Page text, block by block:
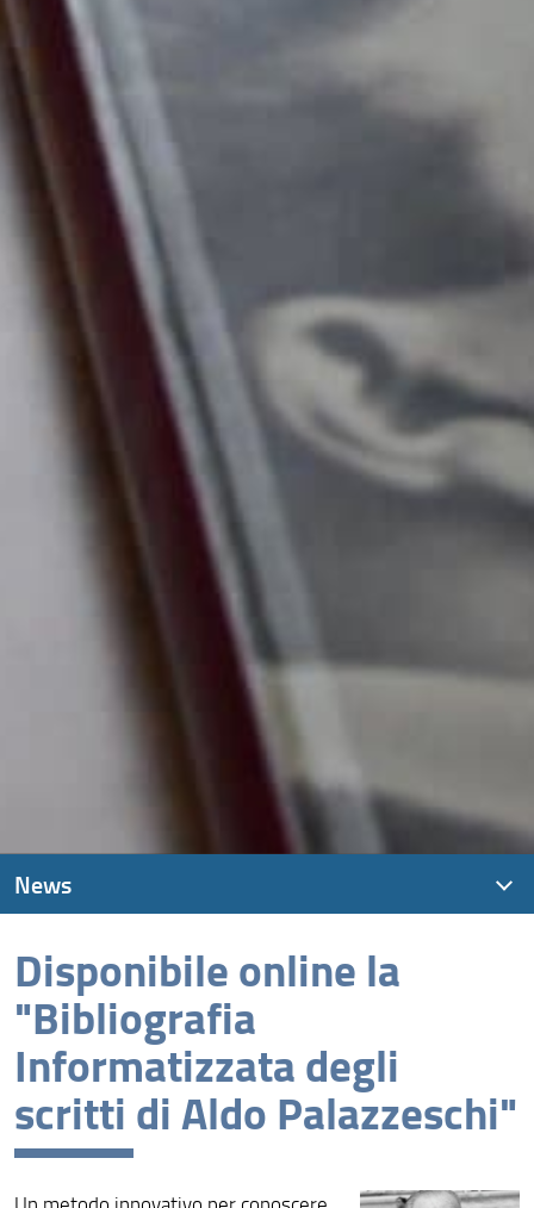
Disponibile online la
"Bibliografia
Informatizzata degli
scritti di Aldo Palazzeschi"
News
News recenti
Archivio